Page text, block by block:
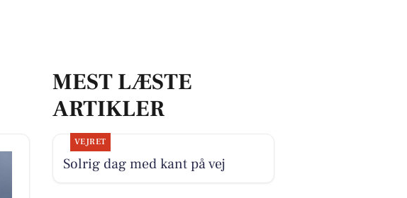
MEST LÆSTE
ARTIKLER
VEJRET
Solrig dag med kant på vej